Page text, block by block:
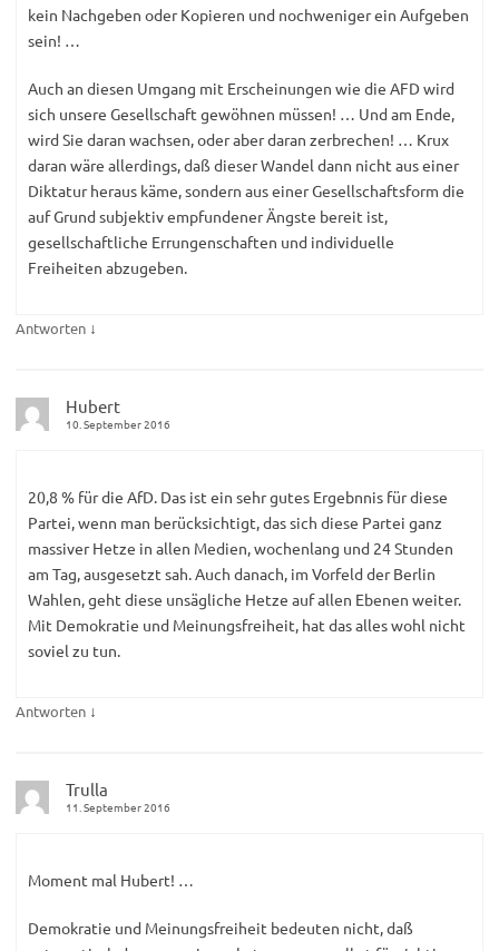
kein Nachgeben oder Kopieren und nochweniger ein Aufgeben
sein! …
Auch an diesen Umgang mit Erscheinungen wie die AFD wird
sich unsere Gesellschaft gewöhnen müssen! … Und am Ende,
wird Sie daran wachsen, oder aber daran zerbrechen! … Krux
daran wäre allerdings, daß dieser Wandel dann nicht aus einer
Diktatur heraus käme, sondern aus einer Gesellschaftsform die
auf Grund subjektiv empfundener Ängste bereit ist,
gesellschaftliche Errungenschaften und individuelle
Freiheiten abzugeben.
Antworten ↓
Hubert
10. September 2016
20,8 % für die AfD. Das ist ein sehr gutes Ergebnnis für diese
Partei, wenn man berücksichtigt, das sich diese Partei ganz
massiver Hetze in allen Medien, wochenlang und 24 Stunden
am Tag, ausgesetzt sah. Auch danach, im Vorfeld der Berlin
Wahlen, geht diese unsägliche Hetze auf allen Ebenen weiter.
Mit Demokratie und Meinungsfreiheit, hat das alles wohl nicht
soviel zu tun.
Antworten ↓
Trulla
11. September 2016
Moment mal Hubert! …
Demokratie und Meinungsfreiheit bedeuten nicht, daß